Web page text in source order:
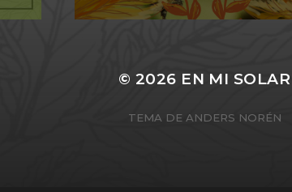
© 2026 EN MI SOLAR
TEMA DE ANDERS NORÉN